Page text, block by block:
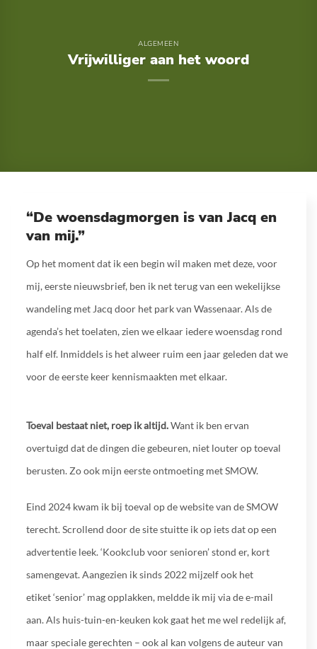
ALGEMEEN
Vrijwilliger aan het woord
“De woensdagmorgen is van Jacq en
van mij.”
Op het moment dat ik een begin wil maken met deze, voor
mij, eerste nieuwsbrief, ben ik net terug van een wekelijkse
wandeling met Jacq door het park van Wassenaar. Als de
agenda’s het toelaten, zien we elkaar iedere woensdag rond
half elf. Inmiddels is het alweer ruim een jaar geleden dat we
voor de eerste keer kennismaakten met elkaar.
Toeval bestaat niet, roep ik altijd.Want ik ben ervan
overtuigd dat de dingen die gebeuren, niet louter op toeval
berusten. Zo ook mijn eerste ontmoeting met SMOW.
Eind 2024 kwam ik bij toeval op de website van de SMOW
terecht. Scrollend door de site stuitte ik op iets dat op een
advertentie leek. ‘Kookclub voor senioren’ stond er, kort
samengevat. Aangezien ik sinds 2022 mijzelf ook het
etiket ‘senior’ mag opplakken, meldde ik mij via de e-mail
aan. Als huis-tuin-en-keuken kok gaat het me wel redelijk af,
maar speciale gerechten – ook al kan volgens de auteur van